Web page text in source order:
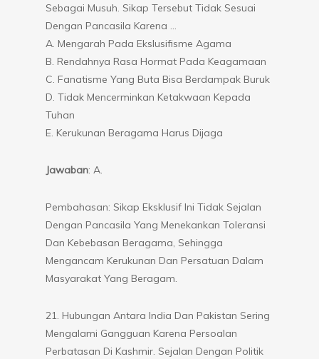
Sebagai Musuh. Sikap Tersebut Tidak Sesuai
Dengan Pancasila Karena …
A. Mengarah Pada Ekslusifisme Agama
B. Rendahnya Rasa Hormat Pada Keagamaan
C. Fanatisme Yang Buta Bisa Berdampak Buruk
D. Tidak Mencerminkan Ketakwaan Kepada
Tuhan
E. Kerukunan Beragama Harus Dijaga
Jawaban: A.
Pembahasan: Sikap Eksklusif Ini Tidak Sejalan
Dengan Pancasila Yang Menekankan Toleransi
Dan Kebebasan Beragama, Sehingga
Mengancam Kerukunan Dan Persatuan Dalam
Masyarakat Yang Beragam.
21. Hubungan Antara India Dan Pakistan Sering
Mengalami Gangguan Karena Persoalan
Perbatasan Di Kashmir. Sejalan Dengan Politik